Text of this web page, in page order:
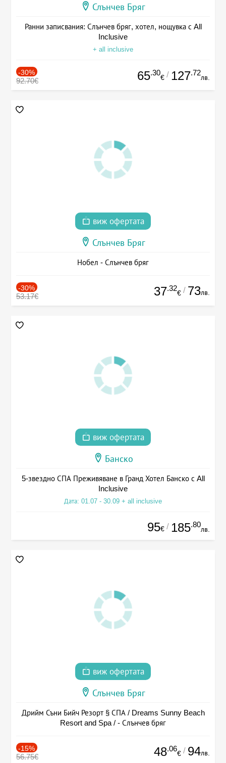
Слънчев Бряг
Ранни записвания: Слънчев бряг, хотел, нощувка с All
Inclusive
+ all inclusive
-30%
92.70€ 65.30
€ / 127.72
лв.
виж офертата
Слънчев Бряг
Нобел - Слънчев бряг
-30%
53.17€ 37.32
€ / 73лв.
виж офертата
Банско
5-звездно СПА Преживяване в Гранд Хотел Банско с All
Inclusive
Дата: 01.07 - 30.09 + all inclusive
95€ / 185.80
лв.
виж офертата
Слънчев Бряг
Дрийм Съни Бийч Резорт § СПА / Dreams Sunny Beach
Resort and Spa / - Слънчев бряг
-15%
56.75€ 48.06
€ / 94лв.